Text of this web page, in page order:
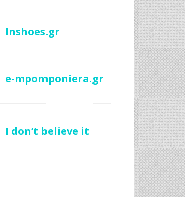
Inshoes.gr
e-mpomponiera.gr
I don’t believe it